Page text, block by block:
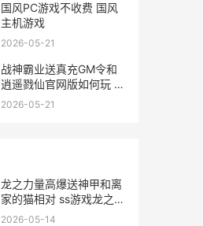
国风PC游戏不收费 国风
主机游戏
2026-05-21
战神霸业送真充GM令和
逍遥戮仙官网版如何玩 战
神霸业折扣平台
2026-05-21
龙之力量高爆送神甲和离
家的猫相对 ss游戏龙之力
量攻略
2026-05-14